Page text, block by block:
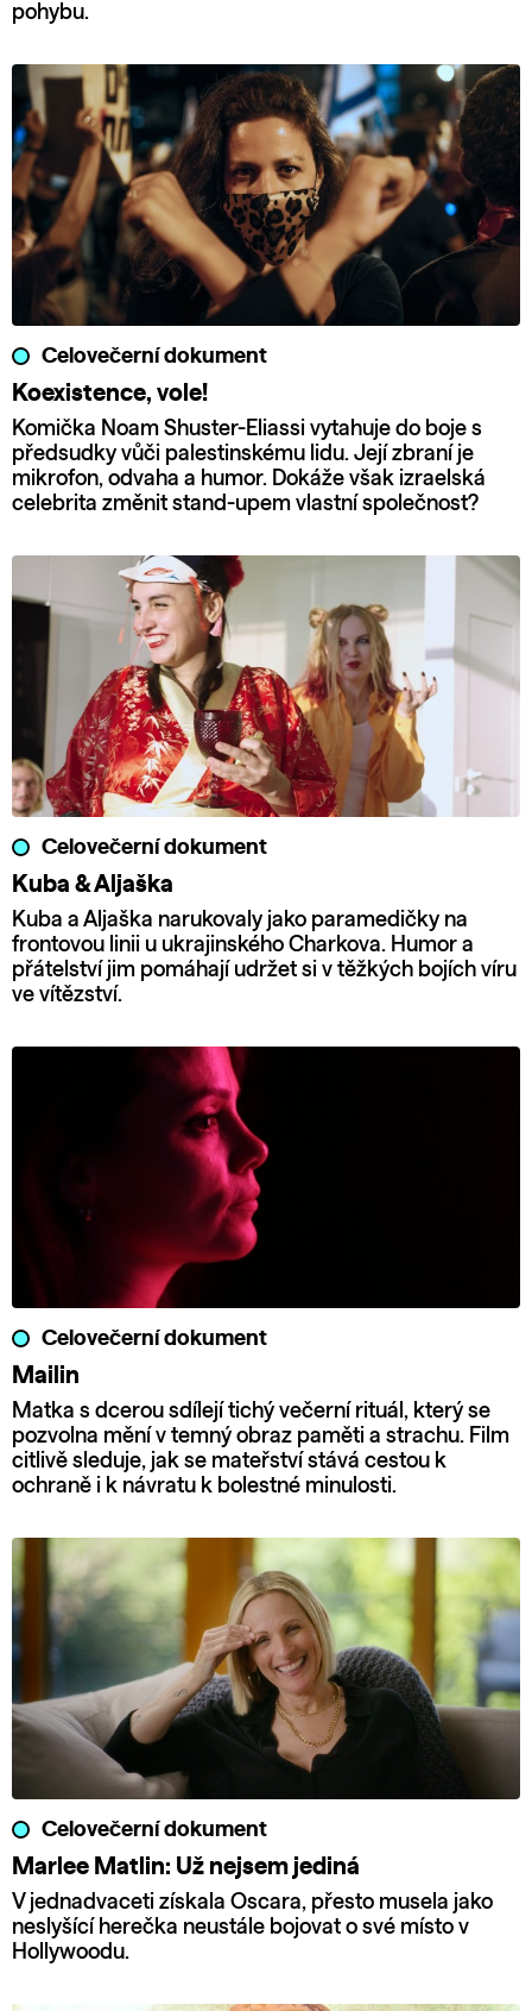
pohybu.
Celovečerní dokument
Koexistence, vole!
Komička Noam Shuster-Eliassi vytahuje do boje s
předsudky vůči palestinskému lidu. Její zbraní je
mikrofon, odvaha a humor. Dokáže však izraelská
celebrita změnit stand-upem vlastní společnost?
Celovečerní dokument
Kuba & Aljaška
Kuba a Aljaška narukovaly jako paramedičky na
frontovou linii u ukrajinského Charkova. Humor a
přátelství jim pomáhají udržet si v těžkých bojích víru
ve vítězství.
Celovečerní dokument
Mailin
Matka s dcerou sdílejí tichý večerní rituál, který se
pozvolna mění v temný obraz paměti a strachu. Film
citlivě sleduje, jak se mateřství stává cestou k
ochraně i k návratu k bolestné minulosti.
Celovečerní dokument
Marlee Matlin: Už nejsem jediná
V jednadvaceti získala Oscara, přesto musela jako
neslyšící herečka neustále bojovat o své místo v
Hollywoodu.